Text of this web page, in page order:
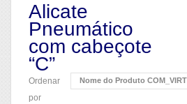
Alicate
Pneumático
com cabeçote
“C”
Ordenar
por
Nome do Produto